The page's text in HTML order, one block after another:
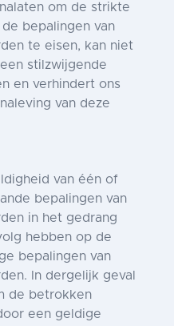
om de strikte
bepalingen van
te eisen, kan niet
stilzwijgende
en verhindert ons
van deze
van één of
bepalingen van
in het gedrang
hebben op de
bepalingen van
In dergelijk geval
de betrokken
een geldige